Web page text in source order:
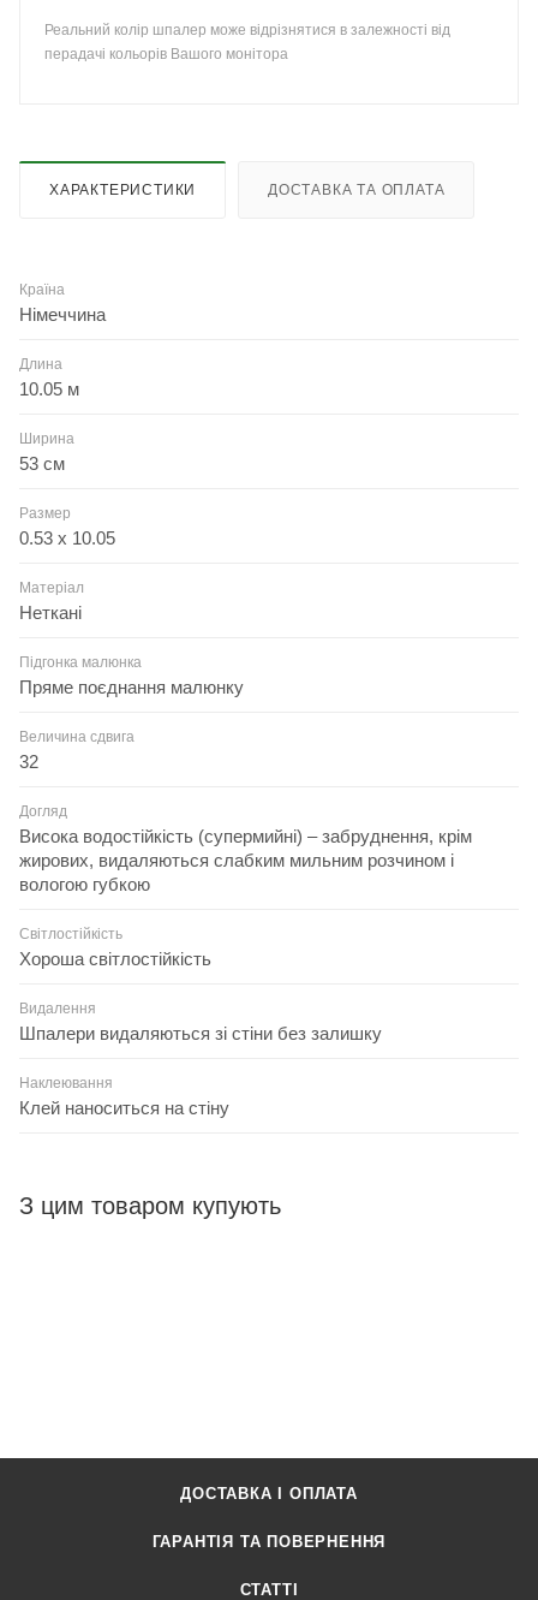
Реальний колір шпалер може відрізнятися в залежності від
перадачі кольорів Вашого монітора
ХАРАКТЕРИСТИКИ ДОСТАВКА ТА ОПЛАТА
Країна
Німеччина
Длина
10.05 м
Ширина
53 см
Размер
0.53 x 10.05
Матеріал
Неткані
Підгонка малюнка
Пряме поєднання малюнку
Величина сдвига
32
Догляд
Висока водостійкість (супермийні) – забруднення, крім
жирових, видаляються слабким мильним розчином і
вологою губкою
Світлостійкість
Хороша світлостійкість
Видалення
Шпалери видаляються зі стіни без залишку
Наклеювання
Клей наноситься на стіну
З цим товаром купують
ДОСТАВКА І ОПЛАТА
ГАРАНТІЯ ТА ПОВЕРНЕННЯ
СТАТТІ